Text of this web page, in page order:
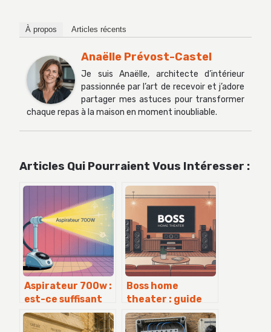
À propos Articles récents
Anaëlle Prévost-Castel
Je suis Anaëlle, architecte d’intérieur
passionnée par l’art de recevoir et j’adore
partager mes astuces pour transformer
chaque repas à la maison en moment inoubliable.
Articles Qui Pourraient Vous Intéresser :
Aspirateur 700w :
est-ce suffisant
pour bien
nettoyer votre
Boss home
theater : guide
complet pour
choisir, installer